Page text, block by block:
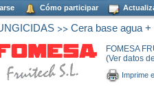
Cómo participar
>> Cera base agua
FOMESA
(Ver datos
Imprime